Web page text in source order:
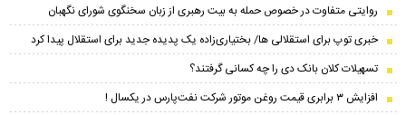
روایتی متفاوت در خصوص حمله به بیت رهبری از زبان سخنگوی شورای نگهبان
خبری توپ برای استقلالی ها/ بختیاری‌زاده یک پدیده جدید برای استقلال پیدا کرد
تسهیلات کلان بانک دی را چه کسانی گرفتند؟
افزایش ۳ برابری قیمت روغن موتور شرکت نفت‌پارس در یکسال !